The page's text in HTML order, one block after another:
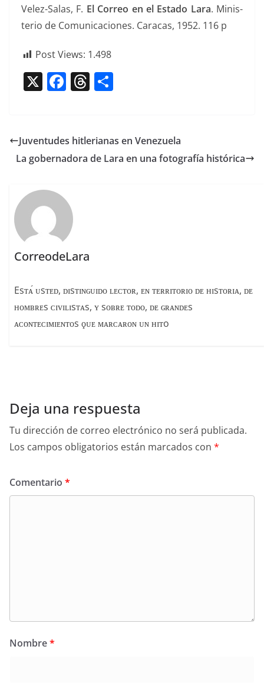
Velez-Salas, F. El Correo en el Esta­do Lara. Min­is­
te­rio de Comu­ni­ca­ciones. Cara­cas, 1952. 116 p
Post Views: 1.498
X F
e
b
o
k
T
a
d
p
ar
Juventudes hitlerianas en Venezuela
La gobernadora de Lara en una fotografía histórica
CorreodeLara
Esᴛᴀ́ ᴜsᴛᴇᴅ, ᴅɪsᴛɪɴɢᴜɪᴅᴏ ʟᴇᴄᴛᴏʀ, ᴇɴ ᴛᴇʀʀɪᴛᴏʀɪᴏ ᴅᴇ ʜɪsᴛᴏʀɪᴀ, ᴅᴇ
ʜᴏᴍʙʀᴇs ᴄɪᴠɪʟɪsᴛᴀs, ʏ sᴏʙʀᴇ ᴛᴏᴅᴏ, ᴅᴇ ɢʀᴀɴᴅᴇs
ᴀᴄᴏɴᴛᴇᴄɪᴍɪᴇɴᴛᴏs ϙᴜᴇ ᴍᴀʀᴄᴀʀᴏɴ ᴜɴ ʜɪᴛo
Deja una respuesta
Tu dirección de correo electrónico no será publicada.
Los campos obligatorios están marcados con *
Comentario *
Nombre*